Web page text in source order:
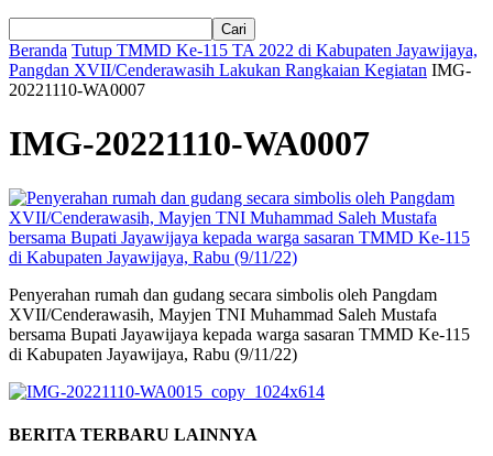
Beranda Tutup TMMD Ke-115 TA 2022 di Kabupaten Jayawijaya,
Pangdan XVII/Cenderawasih Lakukan Rangkaian Kegiatan IMG-
20221110-WA0007
IMG-20221110-WA0007
Penyerahan rumah dan gudang secara simbolis oleh Pangdam
XVII/Cenderawasih, Mayjen TNI Muhammad Saleh Mustafa
bersama Bupati Jayawijaya kepada warga sasaran TMMD Ke-115
di Kabupaten Jayawijaya, Rabu (9/11/22)
BERITA TERBARU LAINNYA